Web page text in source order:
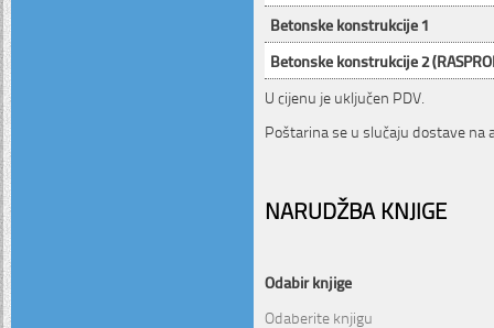
Betonske konstrukcije 1
Betonske konstrukcije 2
U cijenu je uključen PDV.
Poštarina se u slučaju dostave na
NARUDŽBA KNJIGE
Odabir knjige
Odaberite knjigu